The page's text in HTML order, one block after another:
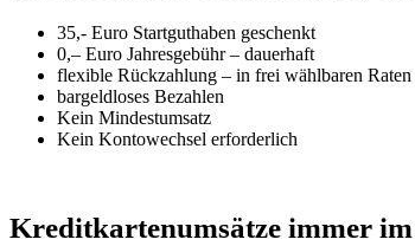
35,- Euro Startguthaben geschenkt
0,– Euro Jahresgebühr – dauerhaft
flexible Rückzahlung – in frei wählbaren Raten
bargeldloses Bezahlen
Kein Mindestumsatz
Kein Kontowechsel erforderlich
Kreditkartenumsätze immer